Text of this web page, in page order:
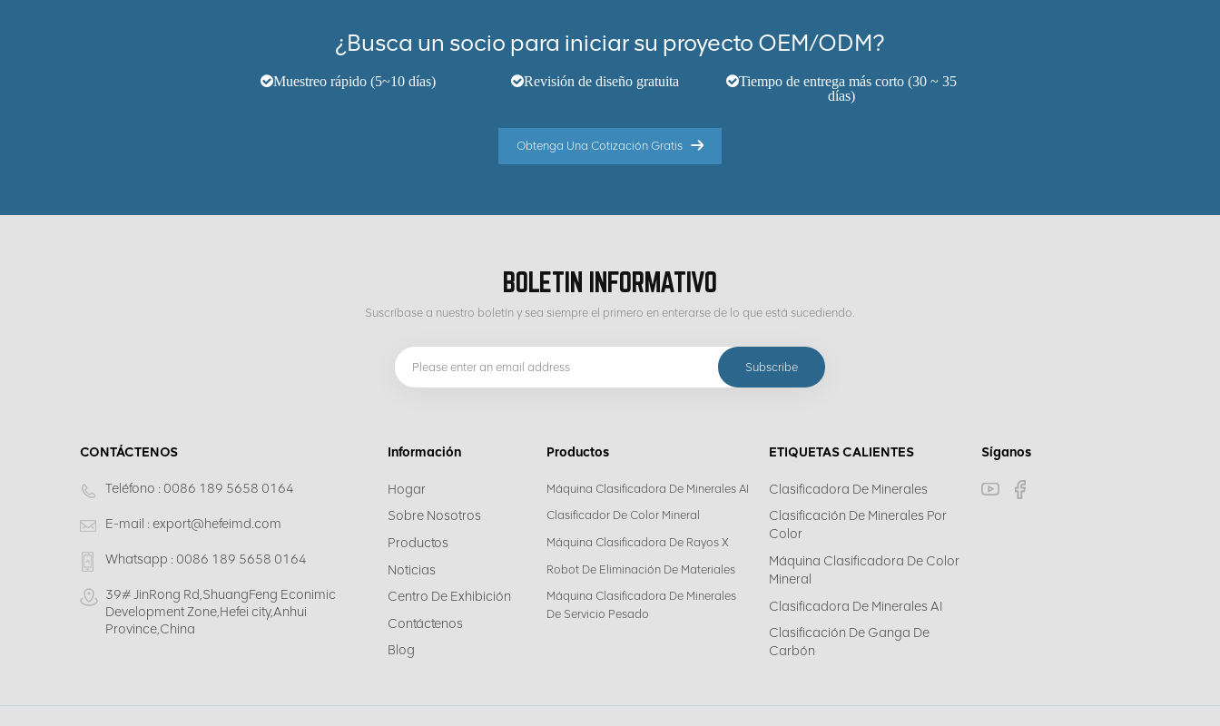
¿Busca un socio para iniciar su proyecto OEM/ODM?
Muestreo rápido (5~10 días) Revisión de diseño gratuita
Tiempo de entrega más corto (30 ~ 35
días)
Obtenga Una Cotización Gratis
BOLETIN INFORMATIVO
Suscríbase a nuestro boletín y sea siempre el primero en enterarse de lo que está sucediendo.
CONTÁCTENOS
Teléfono : 0086 189 5658 0164
E-mail : export@hefeimd.com
Whatsapp : 0086 189 5658 0164
39# JinRong Rd,ShuangFeng Econimic
Development Zone,Hefei city,Anhui
Province,China
Información
Hogar
Sobre Nosotros
Productos
Noticias
Centro De Exhibición
Contáctenos
Blog
Productos
Máquina Clasificadora De Minerales AI
Clasificador De Color Mineral
Máquina Clasificadora De Rayos X
Robot De Eliminación De Materiales
Máquina Clasificadora De Minerales
De Servicio Pesado
ETIQUETAS CALIENTES
Clasificadora De Minerales
Clasificación De Minerales Por
Color
Máquina Clasificadora De Color
Mineral
Clasificadora De Minerales AI
Clasificación De Ganga De
Carbón
Síganos